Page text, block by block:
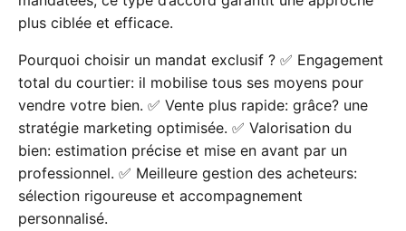
plus ciblée et efficace.
Pourquoi choisir un mandat exclusif ? ✅ Engagement
total du courtier: il mobilise tous ses moyens pour
vendre votre bien. ✅ Vente plus rapide: grâce? une
stratégie marketing optimisée. ✅ Valorisation du
bien: estimation précise et mise en avant par un
professionnel. ✅ Meilleure gestion des acheteurs:
sélection rigoureuse et accompagnement
personnalisé.